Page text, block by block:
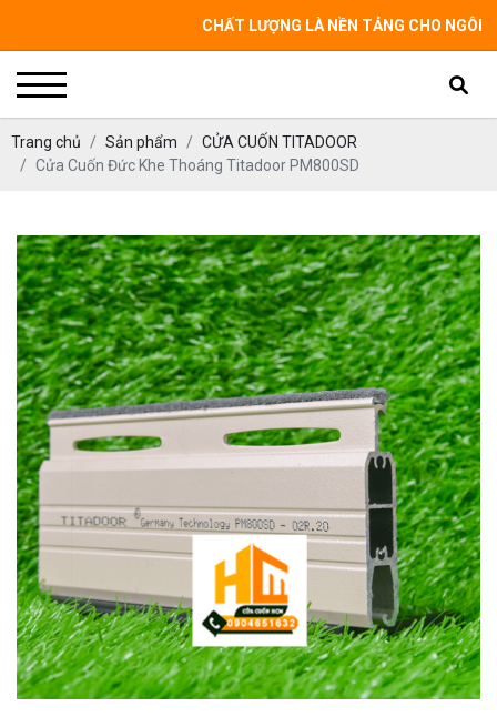
CHẤT LƯỢNG LÀ NỀN TẢNG CHO NGÔI NHÀ
Trang chủ Sản phẩm
CỬA CUỐN TITADOOR
Cửa Cuốn Đức Khe Thoáng Titadoor PM800SD